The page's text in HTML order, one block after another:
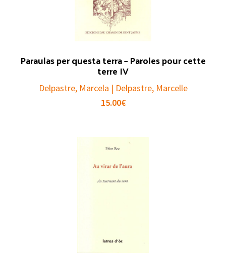
Paraulas per questa terra – Paroles pour cette
terre IV
Delpastre, Marcela | Delpastre, Marcelle
15.00€